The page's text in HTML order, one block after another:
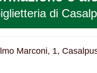
di
Marconi, 1,